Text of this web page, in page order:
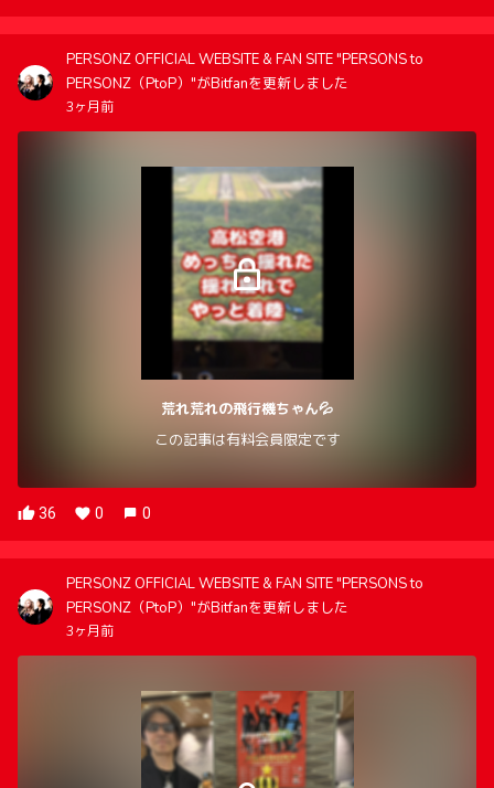
PERSONZ OFFICIAL WEBSITE & FAN SITE "PERSONS to
PERSONZ（PtoP）"がBitfanを更新しました
3ヶ月前
荒れ荒れの飛行機ちゃん💦
この記事は有料会員限定です
36 0 0
PERSONZ OFFICIAL WEBSITE & FAN SITE "PERSONS to
PERSONZ（PtoP）"がBitfanを更新しました
3ヶ月前